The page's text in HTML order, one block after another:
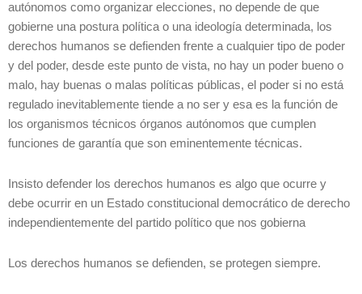
autónomos como organizar elecciones, no depende de que
gobierne una postura política o una ideología determinada, los
derechos humanos se defienden frente a cualquier tipo de poder
y del poder, desde este punto de vista, no hay un poder bueno o
malo, hay buenas o malas políticas públicas, el poder si no está
regulado inevitablemente tiende a no ser y esa es la función de
los organismos técnicos órganos autónomos que cumplen
funciones de garantía que son eminentemente técnicas.
Insisto defender los derechos humanos es algo que ocurre y
debe ocurrir en un Estado constitucional democrático de derecho
independientemente del partido político que nos gobierna
Los derechos humanos se defienden, se protegen siempre.